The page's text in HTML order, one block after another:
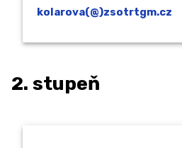
kolarova(@)zsotrtgm.cz
2. stupeň